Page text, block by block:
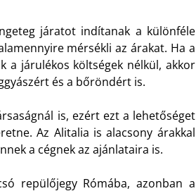
járatot indítanak a különféle
mérsékli az árakat. Ha a
a járulékos költségek nélkül, akkor
és a bőröndért is.
is, ezért ezt a lehetőséget
Az Alitalia is alacsony árakkal
a cégnek az ajánlataira is.
repülőjegy Rómába, azonban a